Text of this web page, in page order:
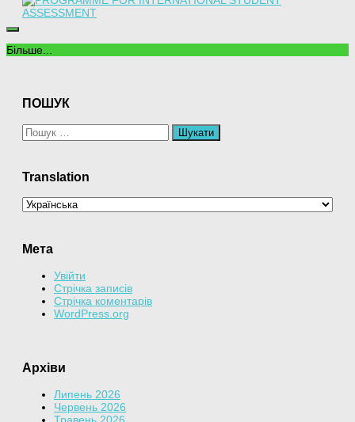
Більше...
ПОШУК
Пошук:
Translation
Мета
Увійти
Стрічка записів
Стрічка коментарів
WordPress.org
Архіви
Липень 2026
Червень 2026